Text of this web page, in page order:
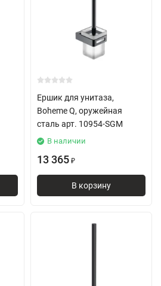
Ершик для унитаза,
Boheme Q, оружейная
сталь арт. 10954-SGM
В наличии
13 365 ₽
В корзину